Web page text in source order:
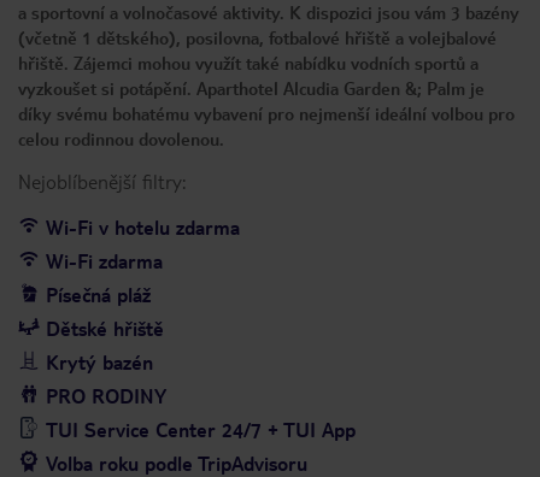
a sportovní a volnočasové aktivity. K dispozici jsou vám 3 bazény
(včetně 1 dětského), posilovna, fotbalové hřiště a volejbalové
hřiště. Zájemci mohou využít také nabídku vodních sportů a
vyzkoušet si potápění. Aparthotel Alcudia Garden &; Palm je
díky svému bohatému vybavení pro nejmenší ideální volbou pro
celou rodinnou dovolenou.
Nejoblíbenější filtry:
Wi-Fi v hotelu zdarma
Wi-Fi zdarma
Písečná pláž
Dětské hřiště
Krytý bazén
PRO RODINY
TUI Service Center 24/7 + TUI App
Volba roku podle TripAdvisoru